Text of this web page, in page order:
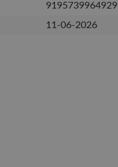
9195739964929
11-06-2026